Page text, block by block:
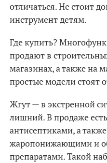
отличаться. Не стоит
инструмент детям.
Где купить?
продают в
магазинах, а также на
простые модели стоят
Жгут — в экстренной
лишний. В продаже
антисептиками, а
жаропонижающими и
препаратами. Такой